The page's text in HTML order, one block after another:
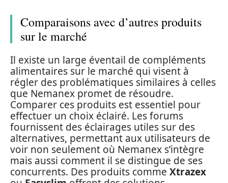
Comparaisons avec d’autres produits
sur le marché
Il existe un large éventail de compléments
alimentaires sur le marché qui visent à
régler des problématiques similaires à celles
que Nemanex promet de résoudre.
Comparer ces produits est essentiel pour
effectuer un choix éclairé. Les forums
fournissent des éclairages utiles sur des
alternatives, permettant aux utilisateurs de
voir non seulement où Nemanex s’intègre
mais aussi comment il se distingue de ses
concurrents. Des produits comme Xtrazex